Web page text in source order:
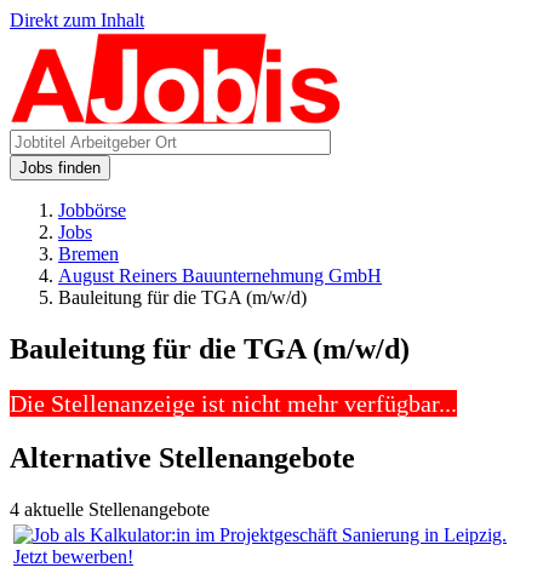
Direkt zum Inhalt
Jobs finden
Jobbörse
Jobs
Bremen
August Reiners Bauunternehmung GmbH
Bauleitung für die TGA (m/w/d)
Bauleitung für die TGA (m/w/d)
Die Stellenanzeige ist nicht mehr verfügbar...
Alternative Stellenangebote
4 aktuelle Stellenangebote